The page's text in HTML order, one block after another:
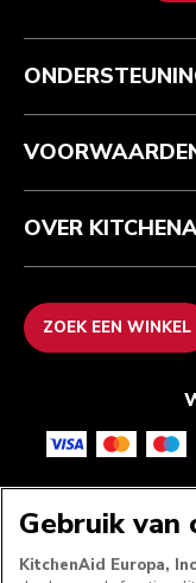
Health check
Je bestelling volgen
Recupel
Algemene voorwaarden
Retournering en
ODR
Het merk
Zoek een winkel
OVER
ZOEK EEN WINKEL
Gebruik van
KitchenAid Europa,